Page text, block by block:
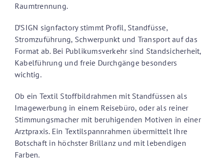
Raumtrennung.
D’SIGN signfactory stimmt Profil, Standfüsse,
Stromzuführung, Schwerpunkt und Transport auf das
Format ab. Bei Publikumsverkehr sind Standsicherheit,
Kabelführung und freie Durchgänge besonders
wichtig.
Ob ein Textil Stoffbildrahmen mit Standfüssen als
Imagewerbung in einem Reisebüro, oder als reiner
Stimmungsmacher mit beruhigenden Motiven in einer
Arztpraxis. Ein Textilspannrahmen übermittelt Ihre
Botschaft in höchster Brillanz und mit lebendigen
Farben.